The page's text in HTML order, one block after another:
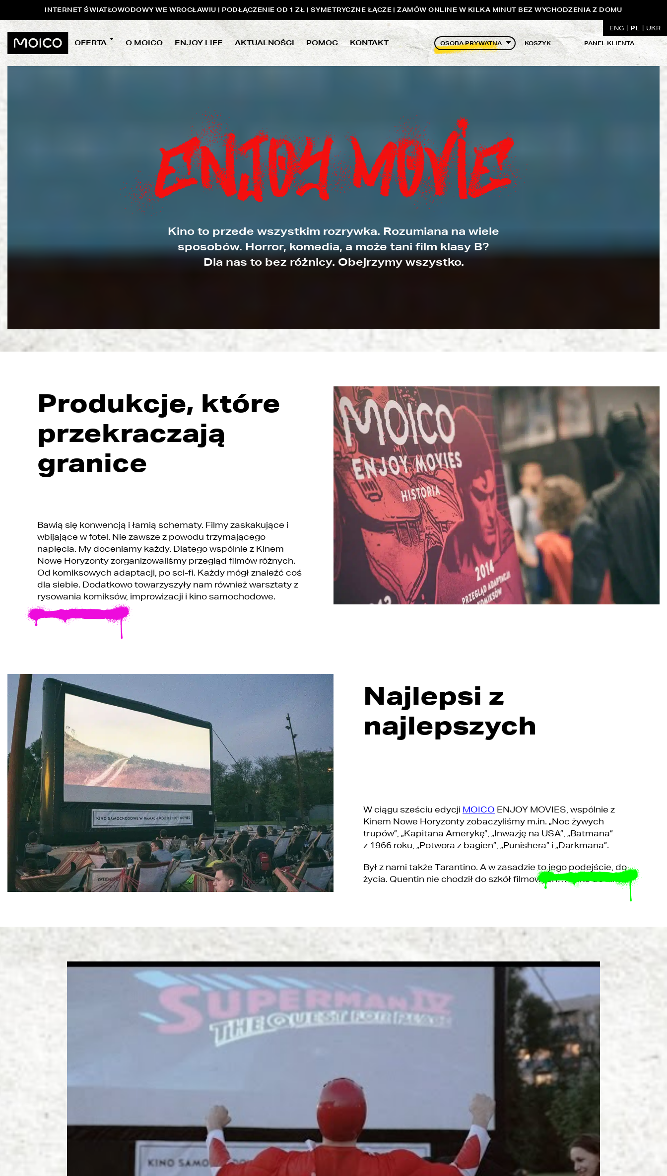
INTERNET ŚWIATŁOWODOWY WE WROCŁAWIU | PODŁĄCZENIE OD 1 ZŁ | SYMETRYCZNE ŁĄCZE | ZAMÓW ONLINE W KILKA MINUT BEZ WYCHODZENIA Z DOMU
OFERTA O MOICO ENJOY LIFE AKTUALNOŚCI POMOC KONTAKT KOSZYK PANEL KLIENTA
ENG PL UKR
Kino to przede wszystkim rozrywka. Rozumiana na wiele
sposobów. Horror, komedia, a może tani film klasy B?
Dla nas to bez różnicy. Obejrzymy wszystko.
Produkcje, które
przekraczają
granice
Bawią się konwencją i łamią schematy. Filmy zaskakujące i
wbijające w fotel. Nie zawsze z powodu trzymającego
napięcia. My doceniamy każdy. Dlatego wspólnie z Kinem
Nowe Horyzonty zorganizowaliśmy przegląd filmów różnych.
Od komiksowych adaptacji, po sci-fi. Każdy mógł znaleźć coś
dla siebie. Dodatkowo towarzyszyły nam również warsztaty z
rysowania komiksów, improwizacji i kino samochodowe.
Najlepsi z
najlepszych
W ciągu sześciu edycji MOICO ENJOY MOVIES, wspólnie z
Kinem Nowe Horyzonty zobaczyliśmy m.in. „Noc żywych
trupów”, „Kapitana Amerykę”, „Inwazję na USA”, „Batmana”
z 1966 roku, „Potwora z bagien”, „Punishera” i „Darkmana”.
Był z nami także Tarantino. A w zasadzie to jego podejście, do
życia. Quentin nie chodził do szkół filmowych… tylko do kina.